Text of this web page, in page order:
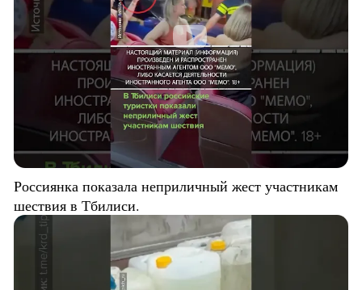
Россиянка показала неприличный жест участникам
шествия в Тбилиси.